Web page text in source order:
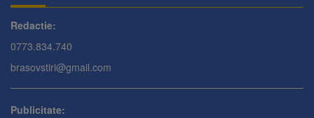
Redactie:
0773.834.740
brasovstiri@gmail.com
Publicitate: